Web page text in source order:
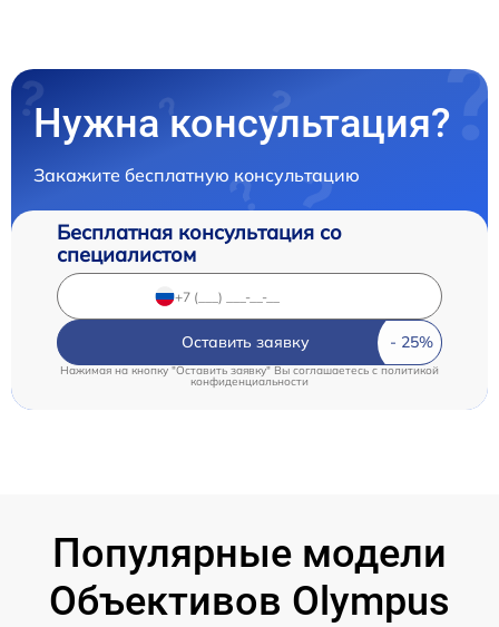
Нужна консультация?
Закажите бесплатную консультацию
Бесплатная консультация со
специалистом
Оставить заявку
Нажимая на кнопку "Оставить заявку" Вы соглашаетесь c политикой
конфиденциальности
Популярные модели
Объективов Olympus